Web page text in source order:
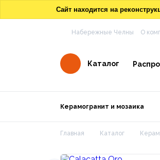
Сайт находится на
Набережные Челны О
Каталог
Керамогранит и мозаика
Главная Каталог